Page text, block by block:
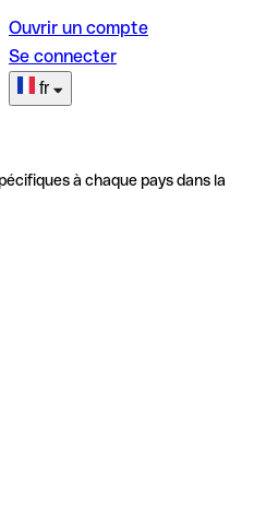
Ouvrir un compte
Se connecter
fr
à chaque pays dans la